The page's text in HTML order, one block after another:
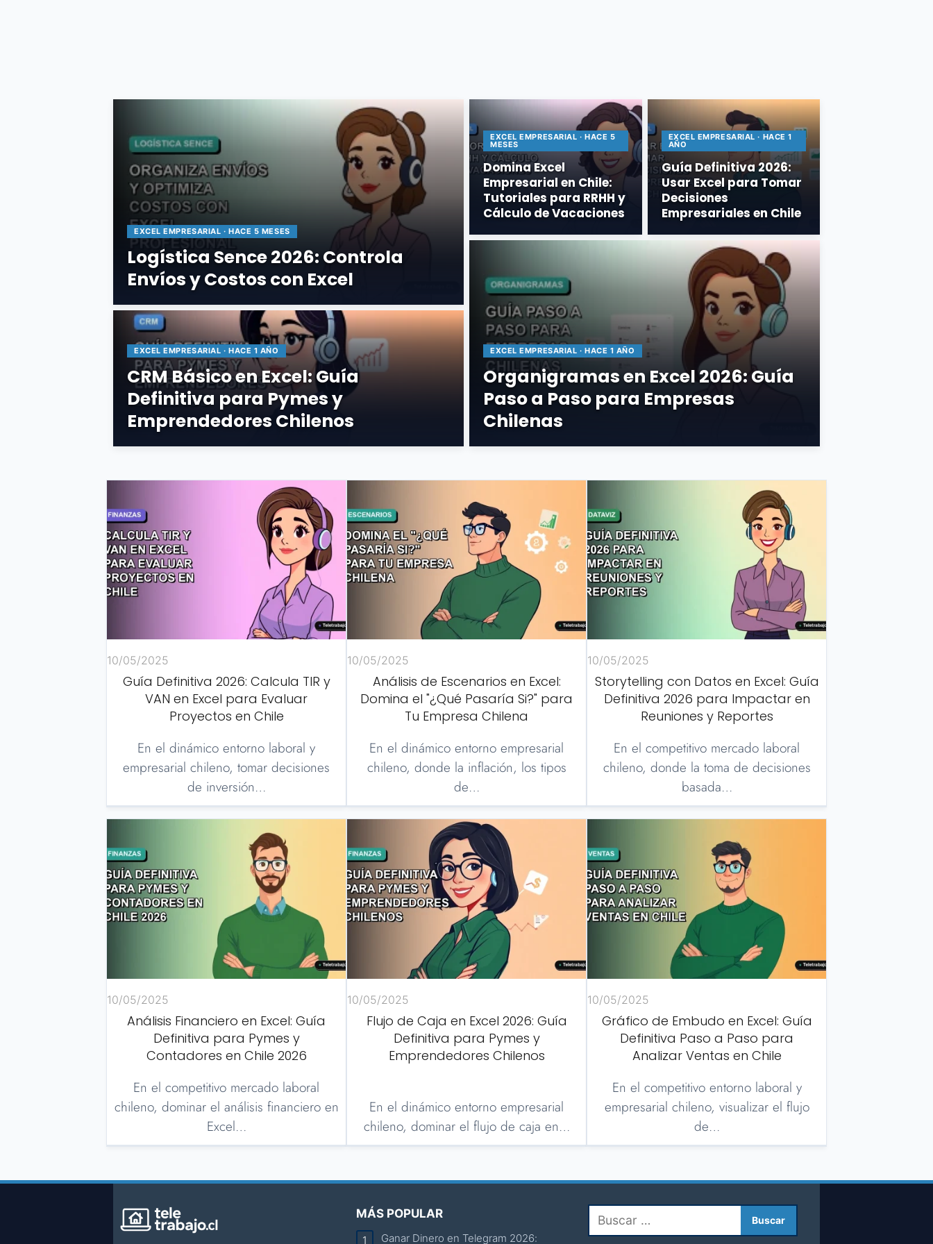
EXCEL EMPRESARIAL · HACE 5 MESES
Logística Sence 2026: Controla
Envíos y Costos con Excel
EXCEL EMPRESARIAL · HACE 5
MESES
Domina Excel
Empresarial en Chile:
Tutoriales para RRHH y
Cálculo de Vacaciones
EXCEL EMPRESARIAL · HACE 1 AÑO
CRM Básico en Excel: Guía
Definitiva para Pymes y
Emprendedores Chilenos
EXCEL EMPRESARIAL · HACE 1
AÑO
Guía Definitiva 2026:
Usar Excel para Tomar
Decisiones
Empresariales en Chile
EXCEL EMPRESARIAL · HACE 1 AÑO
Organigramas en Excel 2026: Guía
Paso a Paso para Empresas
Chilenas
10/05/2025
Guía Definitiva 2026: Calcula TIR y
VAN en Excel para Evaluar
Proyectos en Chile
En el dinámico entorno laboral y
empresarial chileno, tomar decisiones
de inversión…
10/05/2025
Análisis de Escenarios en Excel:
Domina el "¿Qué Pasaría Si?" para
Tu Empresa Chilena
En el dinámico entorno empresarial
chileno, donde la inflación, los tipos
de…
10/05/2025
Storytelling con Datos en Excel: Guía
Definitiva 2026 para Impactar en
Reuniones y Reportes
En el competitivo mercado laboral
chileno, donde la toma de decisiones
basada…
10/05/2025
Análisis Financiero en Excel: Guía
Definitiva para Pymes y
Contadores en Chile 2026
En el competitivo mercado laboral
chileno, dominar el análisis financiero en
Excel…
10/05/2025
Flujo de Caja en Excel 2026: Guía
Definitiva para Pymes y
Emprendedores Chilenos
En el dinámico entorno empresarial
chileno, dominar el flujo de caja en…
10/05/2025
Gráfico de Embudo en Excel: Guía
Definitiva Paso a Paso para
Analizar Ventas en Chile
En el competitivo entorno laboral y
empresarial chileno, visualizar el flujo
de…
MÁS POPULAR
Ganar Dinero en Telegram 2026: